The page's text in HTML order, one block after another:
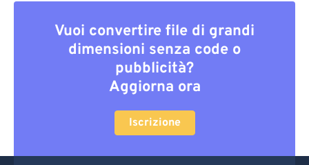
Vuoi convertire file di grandi
dimensioni senza code o
pubblicità?
Aggiorna ora
Iscrizione